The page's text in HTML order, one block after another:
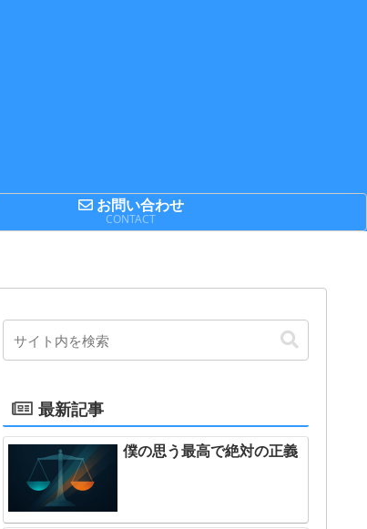
お問い合わせ
CONTACT
最新記事
僕の思う最高で絶対の正義